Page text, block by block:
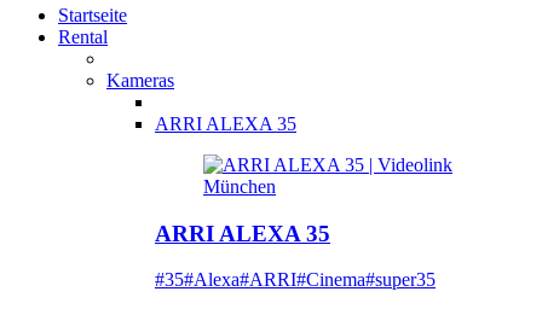
Startseite
Rental
Kameras
ARRI ALEXA 35
ARRI ALEXA 35
#35#Alexa#ARRI#Cinema#super35